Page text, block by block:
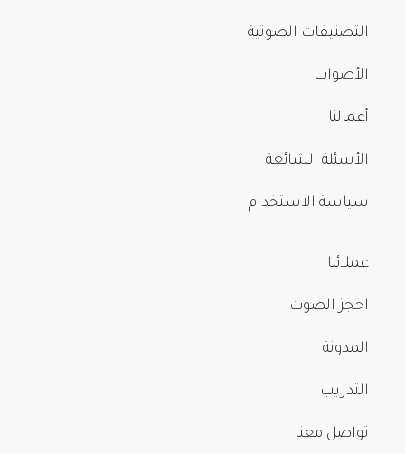
التصنيفات الصوتية
الأصوات
أعمالنا
الأسئلة الشائعة
سياسة الاستخدام
عملائنا
احجز الصوت
المدونة
التدريب
تواصل معنا